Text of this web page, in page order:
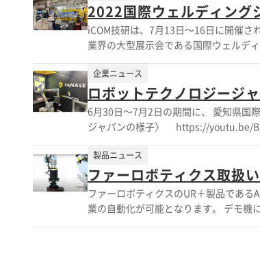
2022国際ウェルディング
iCOM技研は、7月13日～16日に開催さ
業界の大型展示会である国際ウェルデ
た溶接システムは、省スペースに導入
定できます。 溶接・研磨の業界は、将来的に人材不足が深刻化すると言われております。採用が進んだとしても熟練の技術を習
得するには時間が必要。 その救世主的存在になるのが協
接・研磨の作業を自動化したい企業様
ムからご連絡ください！ お待ちしてお
ロボットテクノロジージ
企業ニュース
6月30日～7月2日の期間に、 愛知県国際展示場
ジャパンの様子〉 https://youtu.be/BSNZ362WsuU iCOM技研でシステムアップした商品を、 柳瀬株式会社様のブースにて展
ロボティクス社の製品です。 こちらの製品を柳
ついてはコチラ ↓ 〉 https://www.ipros.jp/product/detail/2000706734 展示会では、急な研磨テストをお願いされるくらい
大盛況！ 今までできなかった研磨の自動化が実現しております。 iCOM技
ます。 研磨の自動化を検討されている
ちしております！
ファーロボティクス取扱
製品ニュース
ファーロボティクスのUR＋製品であるACF-Kシリーズの取扱
業の自動化が可能となります。 デモ機にて研削・研磨のテストもできますので、ぜひお問い合わせください。 お電話では、「フ